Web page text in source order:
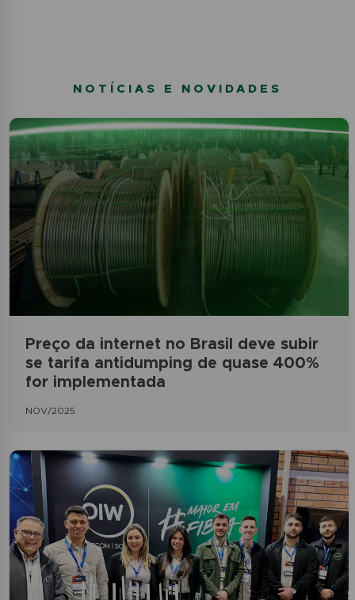
NOTÍCIAS E NOVIDADES
Preço da internet no Brasil deve subir
se tarifa antidumping de quase 400%
for implementada
NOV/2025